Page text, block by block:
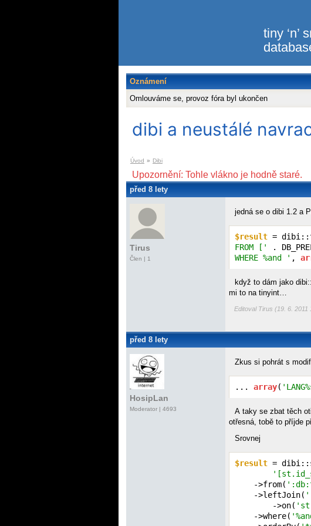
tiny ‘n’
Oznámení
Omlouváme se, provoz fóra byl ukončen
dibi a neustálé
Úvod » Dibi
Upozornění: Tohle vlákno je hodně staré.
před 8 lety
Tirus
Člen | 1
jedná se o dibi 1.2 a
$result =
FROM ['
.
WHERE %and ' ,
když to dám jako
mi to na tinyint…
Editoval Tirus (19. 6. 2011
před 8 lety
HosipLan
Moderator | 4693
Zkus si pohrát s
... array(
A taky se zbat těch
otřesná, tobě to příjde
Srovnej
$result =
    ->from(
    ->leftJoin(
        ->on(
    ->where(